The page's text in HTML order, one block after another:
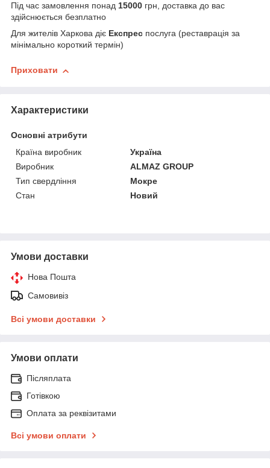
Під час замовлення понад 15000 грн, доставка до вас
здійснюється безплатно
Для жителів Харкова діє Експрес послуга (реставрація за
мінімально короткий термін)
Приховати
Характеристики
Основні атрибути
Країна виробник
Україна
Виробник
ALMAZ GROUP
Тип свердління
Мокре
Стан
Новий
Умови доставки
Нова Пошта
Самовивіз
Всі умови доставки
Умови оплати
Післяплата
Готівкою
Оплата за реквізитами
Всі умови оплати